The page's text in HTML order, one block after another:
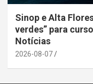
Sinop e Alta
verdes” para
Notícias
2026-08-07